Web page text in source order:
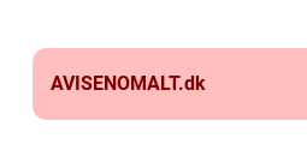
AVISENOMALT.dk